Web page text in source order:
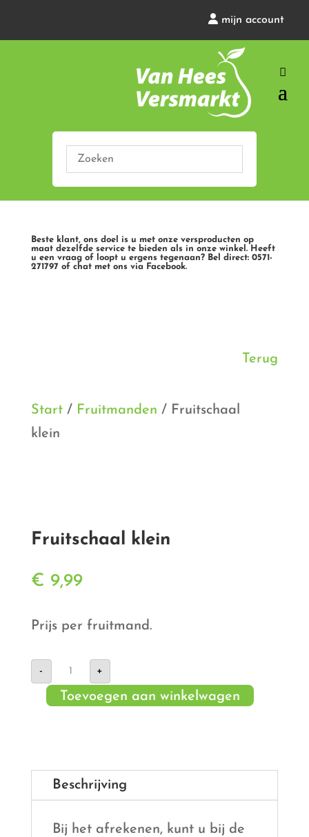
mijn account
Beste klant, ons doel is u met onze versproducten op
maat dezelfde service te bieden als in onze winkel. Heeft
u een vraag of loopt u ergens tegenaan? Bel direct: 0571-
271797 of chat met ons via Facebook.
Terug
Start/ Fruitmanden / Fruitschaal
klein
Fruitschaal klein
€ 9,99
Prijs per fruitmand.
-
Fruitschaal
aantal
+
Toevoegen aan winkelwagen
Beschrijving
Bij het afrekenen, kunt u bij de